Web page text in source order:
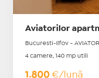
Aviatorilor
Bucuresti-Ilfov -
4 camere, 140 mp utili
1.800 €/lună